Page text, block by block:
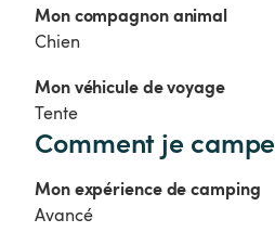
Mon compagnon animal
Chien
Mon véhicule de voyage
Tente
Comment je campe
Mon expérience de camping
Avancé